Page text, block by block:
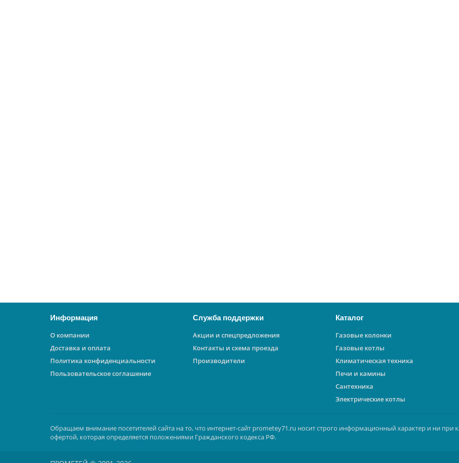
Информация
О компании
Доставка и оплата
Политика конфиденциальности
Пользовательское соглашение
Служба поддержки
Акции и спецпредложения
Контакты и схема проезда
Производители
Каталог
Газовые колонки
Газовые котлы
Климатическая техника
Печи и камины
Сантехника
Электрические котлы
Обращаем внимание посетителей сайта на то, что интернет-сайт prometey71.ru носит строго информационный характер и ни при
офертой, которая определяется положениями Гражданского кодекса РФ.